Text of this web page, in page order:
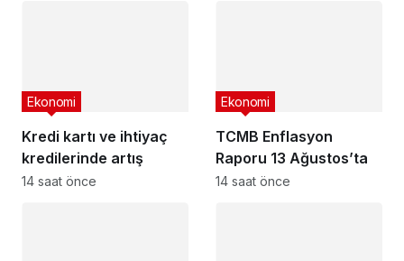
Kredi kartı ve ihtiyaç
kredilerinde artış
Ekonomi
14 saat önce
TCMB Enflasyon
Raporu 13 Ağustos’ta
Ekonomi
14 saat önce